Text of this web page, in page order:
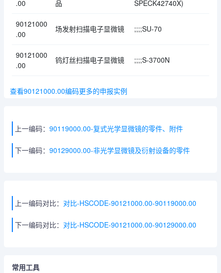
.00
品
SPECK42740X)
90121000
.00
场发射扫描电子显微镜 ;;;;SU-70
90121000
.00
钨灯丝扫描电子显微镜 ;;;;S-3700N
查看90121000.00编码更多的申报实例
上一编码： 90119000.00-复式光学显微镜的零件、附件
下一编码： 90129000.00-非光学显微镜及衍射设备的零件
上一编码对比： 对比-HSCODE-90121000.00-90119000.00
下一编码对比： 对比-HSCODE-90121000.00-90129000.00
常用工具